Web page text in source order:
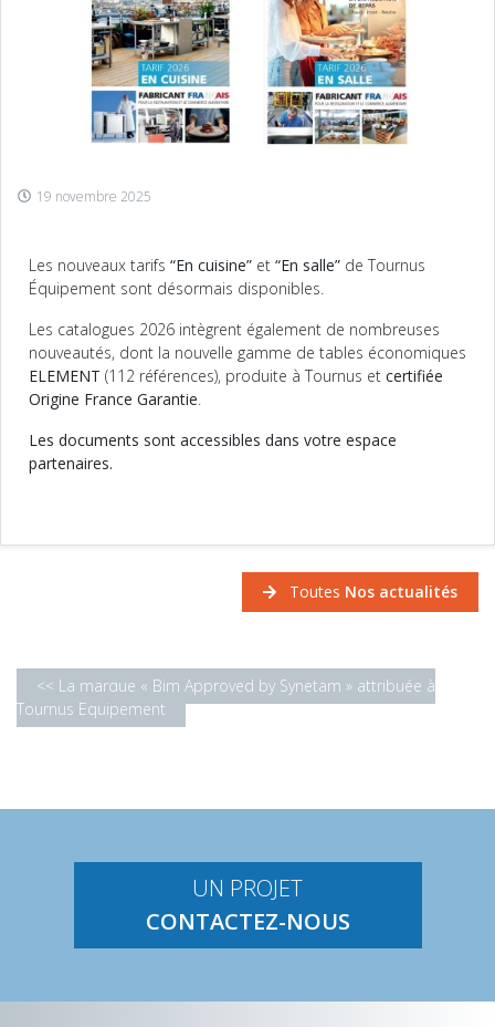
19 novembre 2025
Les nouveaux tarifs “En cuisine” et “En salle” de Tournus
Équipement sont désormais disponibles.
Les catalogues 2026 intègrent également de nombreuses
nouveautés, dont la nouvelle gamme de tables économiques
ELEMENT (112 références), produite à Tournus et certifiée
Origine France Garantie.
Les documents sont accessibles dans votre espace
partenaires.
Toutes Nos actualités
<< La marque « Bim Approved by Synetam » attribuée à
Tournus Equipement
UN PROJET
CONTACTEZ-NOUS